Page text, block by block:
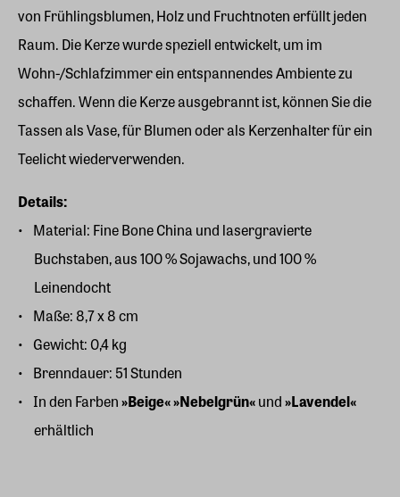
von Frühlingsblumen, Holz und Fruchtnoten erfüllt jeden
Raum. Die Kerze wurde speziell entwickelt, um im
Wohn-/Schlafzimmer ein entspannendes Ambiente zu
schaffen. Wenn die Kerze ausgebrannt ist, können Sie die
Tassen als Vase, für Blumen oder als Kerzenhalter für ein
Teelicht wiederverwenden.
Details:
Material: Fine Bone China und lasergravierte
Buchstaben, aus 100 % Sojawachs, und 100 %
Leinendocht
Maße: 8,7 x 8 cm
Gewicht: 0,4 kg
Brenndauer: 51 Stunden
In den Farben»Beige«»Nebelgrün«und»Lavendel«
erhältlich